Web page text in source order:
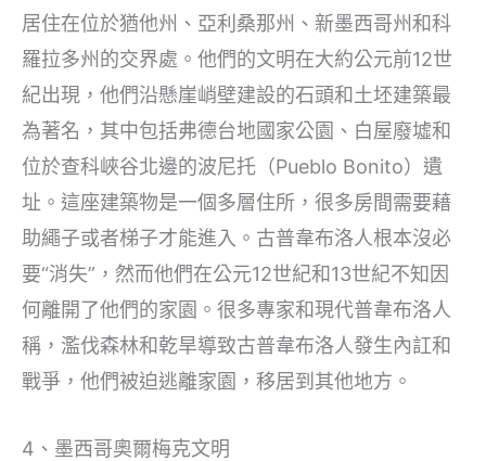
居住在位於猶他州、亞利桑那州、新墨西哥州和科
羅拉多州的交界處。他們的文明在大約公元前12世
紀出現，他們沿懸崖峭壁建設的石頭和土坯建築最
為著名，其中包括弗德台地國家公園、白屋廢墟和
位於查科峽谷北邊的波尼托（Pueblo Bonito）遺
址。這座建築物是一個多層住所，很多房間需要藉
助繩子或者梯子才能進入。古普韋布洛人根本沒必
要“消失”，然而他們在公元12世紀和13世紀不知因
何離開了他們的家園。很多專家和現代普韋布洛人
稱，濫伐森林和乾旱導致古普韋布洛人發生內訌和
戰爭，他們被迫逃離家園，移居到其他地方。
4、墨西哥奧爾梅克文明